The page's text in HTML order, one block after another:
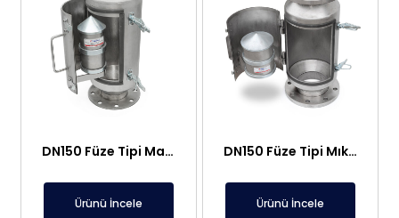
DN150 Füze Tipi Manyetik Seperatör – Paslanmaz, Gıdaya Uygun
Ürünü İncele
DN150 Füze Tipi Mıknatıs – Paslanmaz, Gıdaya Uygun, TÜBİTAK, TURKAK Gauss Sertifikalı
Ürünü İncele